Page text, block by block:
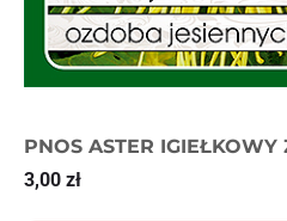
PNOS ASTER IGIEŁKOWY
3,00 zł